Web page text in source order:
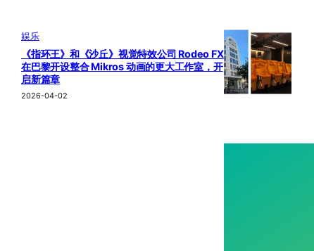
娱乐
《指环王》和《沙丘》视觉特效公司 Rodeo FX
在巴黎开设整合 Mikros 动画的更大工作室，开
启新篇章
2026-04-02